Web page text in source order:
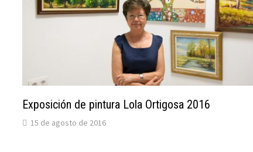
Exposición de pintura Lola Ortigosa 2016
15 de agosto de 2016